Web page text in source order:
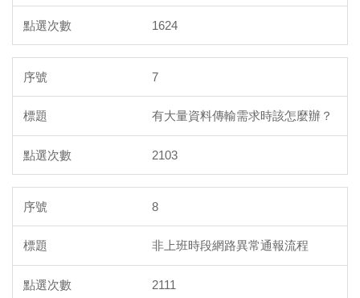
1624
7
有大量資料傳輸需求時該怎麼辦？
2103
8
非上班時段網路異常通報流程
2111